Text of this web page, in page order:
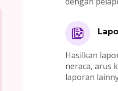
Hasilkan
neraca, arus
laporan